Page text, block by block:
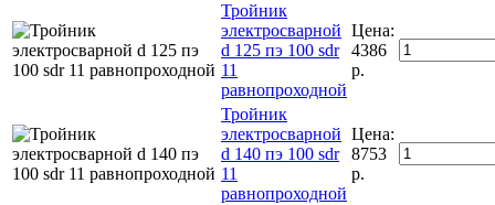
Тройник
электросварной
d 125 пэ 100 sdr
11
равнопроходной
Цена:
4386
р.
Тройник
электросварной
d 140 пэ 100 sdr
11
равнопроходной
Цена:
8753
р.